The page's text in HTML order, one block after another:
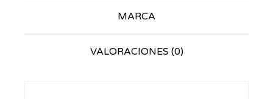
MARCA
VALORACIONES (0)